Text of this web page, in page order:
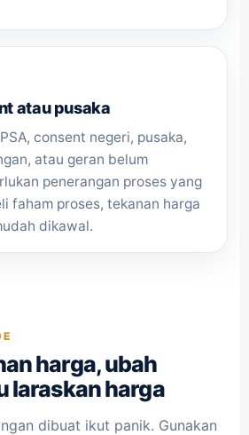
atau pusaka
consent negeri, pusaka,
atau geran belum
penerangan proses yang
faham proses, tekanan harga
dikawal.
harga, ubah
laraskan harga
dibuat ikut panik. Gunakan